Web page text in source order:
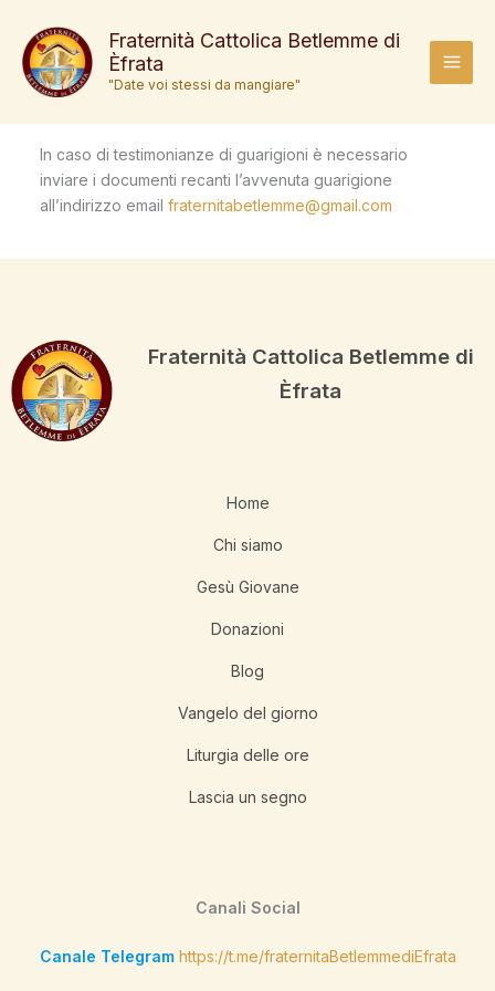
contenuto
Fraternità Cattolica Betlemme di
Èfrata
"Date voi stessi da mangiare"
In caso di testimonianze di guarigioni è necessario
inviare i documenti recanti l’avvenuta guarigione
all’indirizzo email fraternitabetlemme@gmail.com
Fraternità Cattolica Betlemme di
Èfrata
Home
Chi siamo
Gesù Giovane
Donazioni
Blog
Vangelo del giorno
Liturgia delle ore
Lascia un segno
Canali Social
Canale Telegram https://t.me/fraternitaBetlemmediEfrata